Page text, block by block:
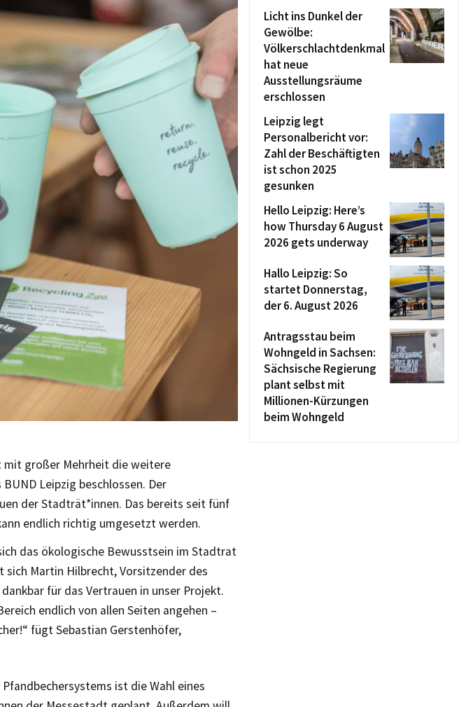
großer Mehrheit die weitere
Leipzig beschlossen. Der
der Stadträt*innen. Das bereits seit fünf
endlich richtig umgesetzt werden.
das ökologische Bewusstsein im Stadtrat
Martin Hilbrecht, Vorsitzender des
für das Vertrauen in unser Projekt.
endlich von allen Seiten angehen –
fügt Sebastian Gerstenhöfer,
ist die Wahl eines
Licht ins Dunkel der
Gewölbe:
Völkerschlachtdenkmal
hat neue
Ausstellungsräume
erschlossen
Leipzig legt
Personalbericht vor:
Zahl der Beschäftigten
ist schon 2025
gesunken
Hello Leipzig: Here’s
how Thursday 6 August
2026 gets underway
Hallo Leipzig: So
startet Donnerstag,
der 6. August 2026
Antragsstau beim
Wohngeld in Sachsen:
Sächsische Regierung
plant selbst mit
Millionen-Kürzungen
beim Wohngeld